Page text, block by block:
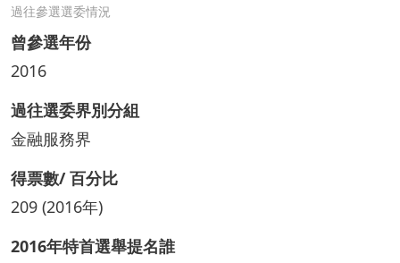
過往參選選委情況
曾參選年份
2016
過往選委界別分組
金融服務界
得票數/ 百分比
209 (2016年)
2016年特首選舉提名誰